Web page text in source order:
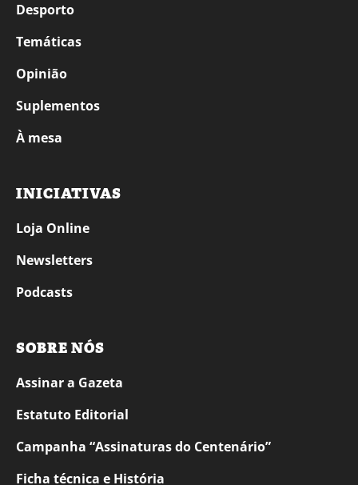
Desporto
Temáticas
Opinião
Suplementos
À mesa
INICIATIVAS
Loja Online
Newsletters
Podcasts
SOBRE NÓS
Assinar a Gazeta
Estatuto Editorial
Campanha “Assinaturas do Centenário”
Ficha técnica e História